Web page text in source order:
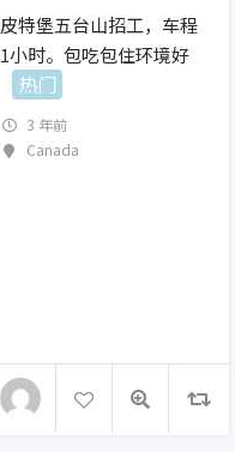
皮特堡五台山招工，车程
1小时。包吃包住环境好
热门
3 年前
Canada